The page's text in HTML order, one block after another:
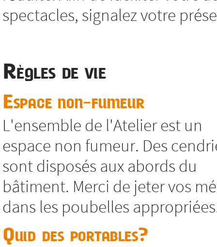
spectacles, signalez votre
Règles de vie
Espace non-fumeur
L'ensemble de l'Atelier est un
espace non fumeur. Des
sont disposés aux abords du
bâtiment. Merci de jeter vos
dans les poubelles
Quid des portables?